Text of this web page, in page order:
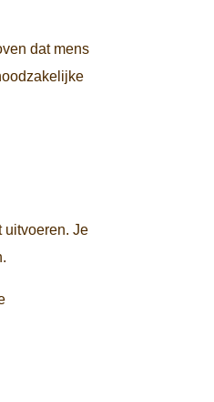
dat mens
uitvoeren. Je